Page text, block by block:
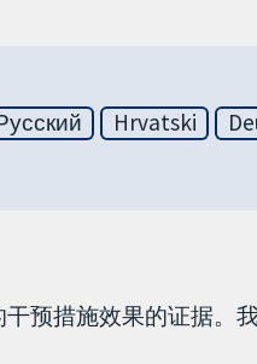
Hrvatski
预措施效果的证据。